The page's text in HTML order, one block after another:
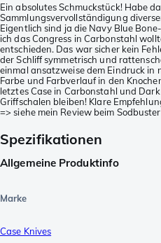
Ein absolutes Schmuckstück! Habe
Sammlungsvervollständigung
Eigentlich sind ja die Navy Blue
ich das Congress in Carbonstahl
entschieden. Das war sicher kein
der Schliff symmetrisch und
einmal ansatzweise dem Eindruck in
Farbe und Farbverlauf in den
letztes Case in Carbonstahl und
Griffschalen bleiben! Klare
=> siehe mein Review beim
Spezifikationen
Allgemeine Produktinfo
Marke
Case Knives